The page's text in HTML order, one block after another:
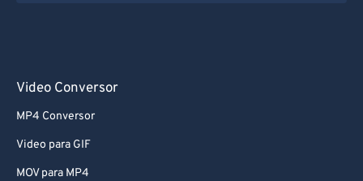
Video Conversor
MP4 Conversor
Video para GIF
MOV para MP4